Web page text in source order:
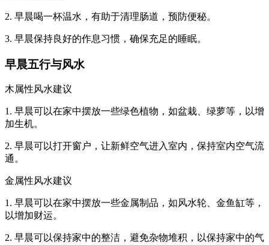
2. 早晨喝一杯温水，有助于清理肠道，预防便秘。
3. 早晨保持良好的作息习惯，确保充足的睡眠。
早晨五行与风水
木属性风水建议
1. 早晨可以在家中摆放一些绿色植物，如盆栽、绿萝等，以增
加生机。
2. 早晨可以打开窗户，让新鲜空气进入室内，保持室内空气流
通。
金属性风水建议
1. 早晨可以在家中摆放一些金属制品，如风水轮、金鱼缸等，
以增加财运。
2. 早晨可以保持家中的整洁，避免杂物堆积，以保持家中的气